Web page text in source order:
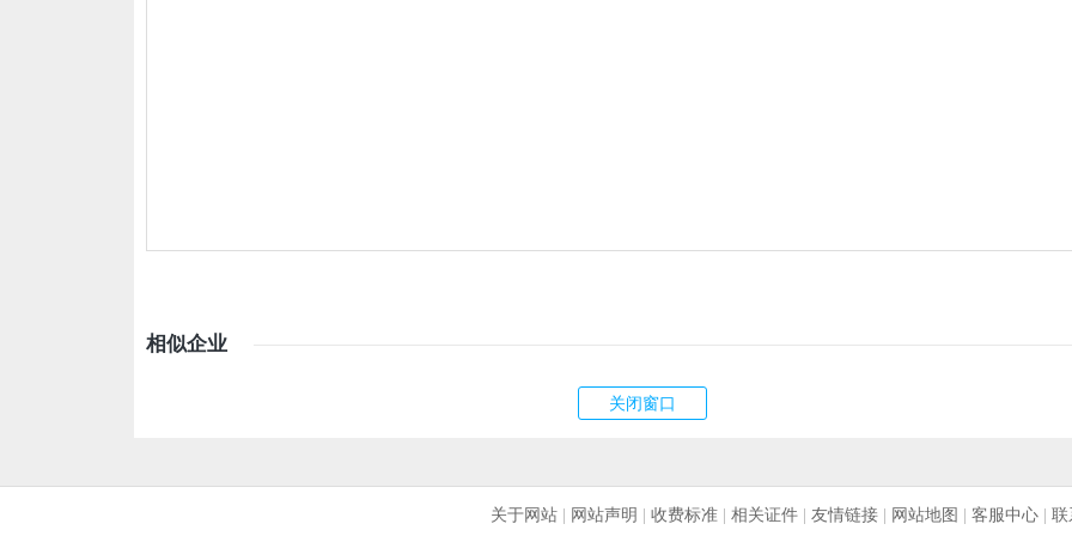
相似企业
关于网站| 网站声明 收费标准| 相关证件| 友情链接| 网站地图 客服中心| 联